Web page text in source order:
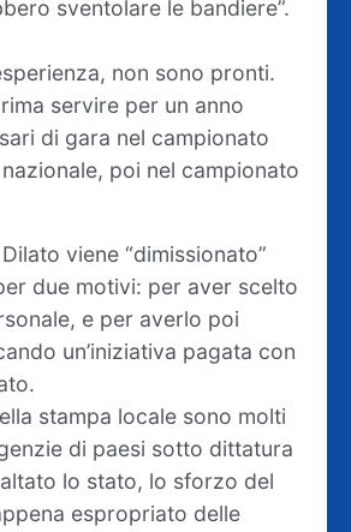
sventolare le bandiere”.
non sono pronti.
servire per un anno
di gara nel campionato
poi nel campionato
viene “dimissionato”
due motivi: per aver scelto
e per averlo poi
un’iniziativa pagata con
stampa locale sono molti
di paesi sotto dittatura
lo stato, lo sforzo del
espropriato delle